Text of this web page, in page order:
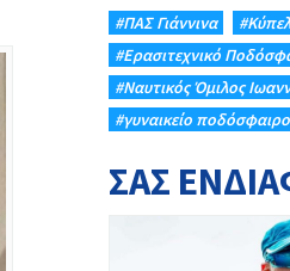
#ΠΑΣ Γιάννινα
#Eρασιτεχνικό
#Ναυτικός Όμιλος
#γυναικείο ποδόσφαιρο
ΣΑΣ